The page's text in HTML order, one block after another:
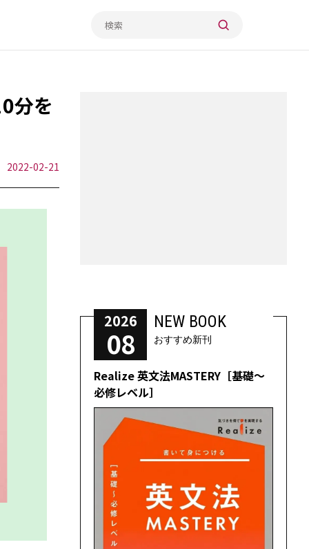
分を
2022-02-21
2026
08
NEW BOOK
おすすめ新刊
Realize 英文法MASTERY［基礎～
必修レベル］